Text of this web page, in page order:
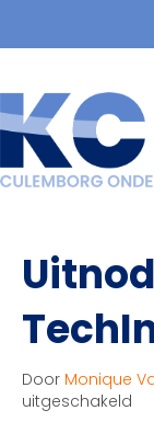
Door Monique
uitgeschakeld